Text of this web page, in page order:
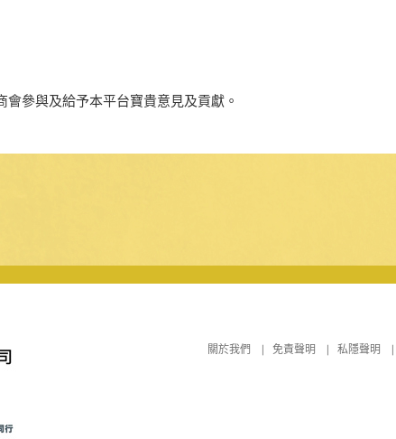
參與及給予本平台寶貴意見及貢獻。
關於我們 免責聲明 私隱聲明